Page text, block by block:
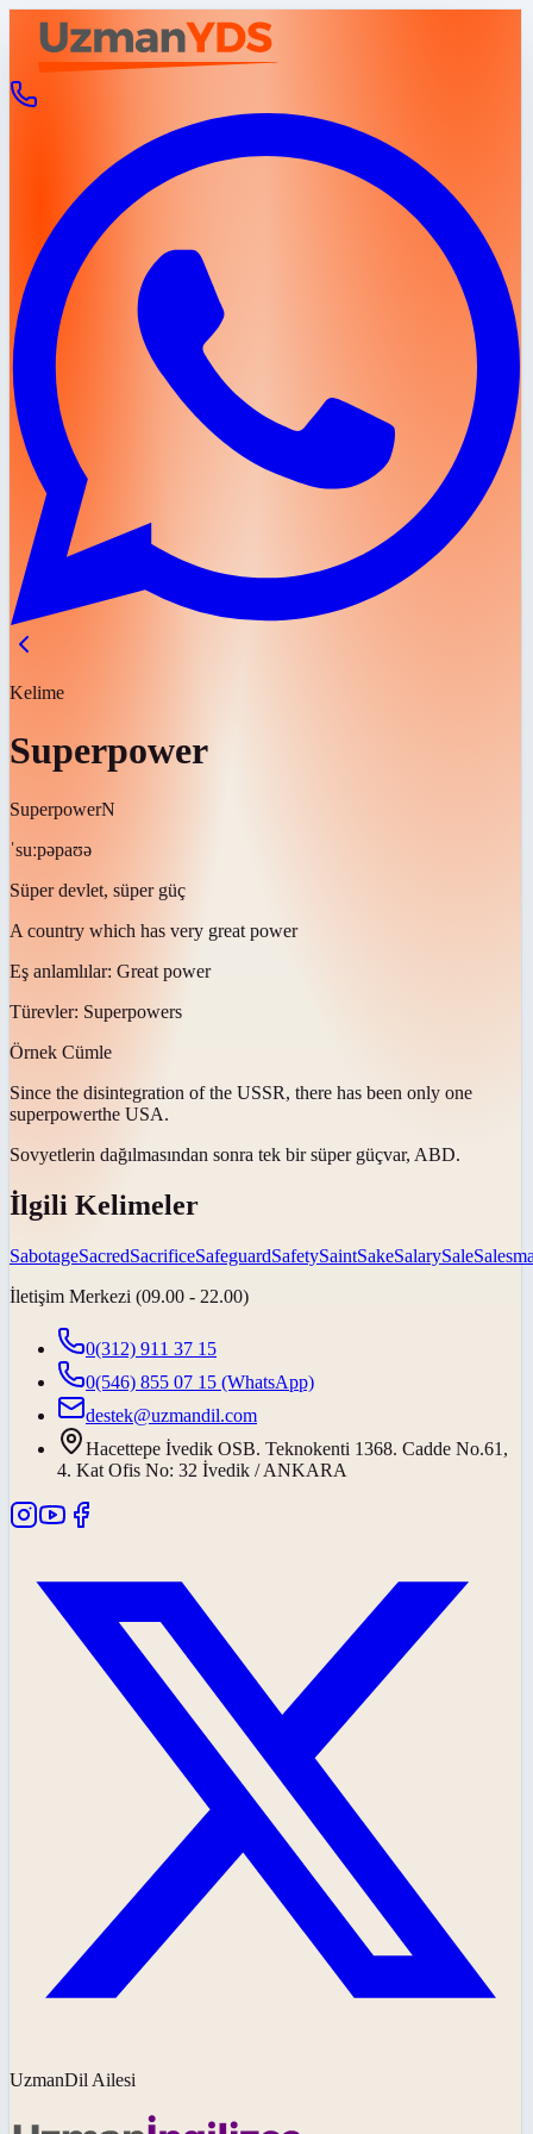
Kelime
Superpower
SuperpowerN
ˈsuːpəpaʊə
Süper devlet, süper güç
A country which has very great power
Eş anlamlılar: Great power
Türevler: Superpowers
Örnek Cümle
Since the disintegration of the USSR, there has been only one
superpowerthe USA.
Sovyetlerin dağılmasından sonra tek bir süper güçvar, ABD.
İlgili Kelimeler
SabotageSacredSacrificeSafeguardSafetySaintSakeSalarySale
İletişim Merkezi (09.00 - 22.00)
0(312) 911 37 15
0(546) 855 07 15 (WhatsApp)
destek@uzmandil.com
Hacettepe İvedik OSB. Teknokenti 1368. Cadde No.61,
4. Kat Ofis No: 32 İvedik / ANKARA
UzmanDil Ailesi